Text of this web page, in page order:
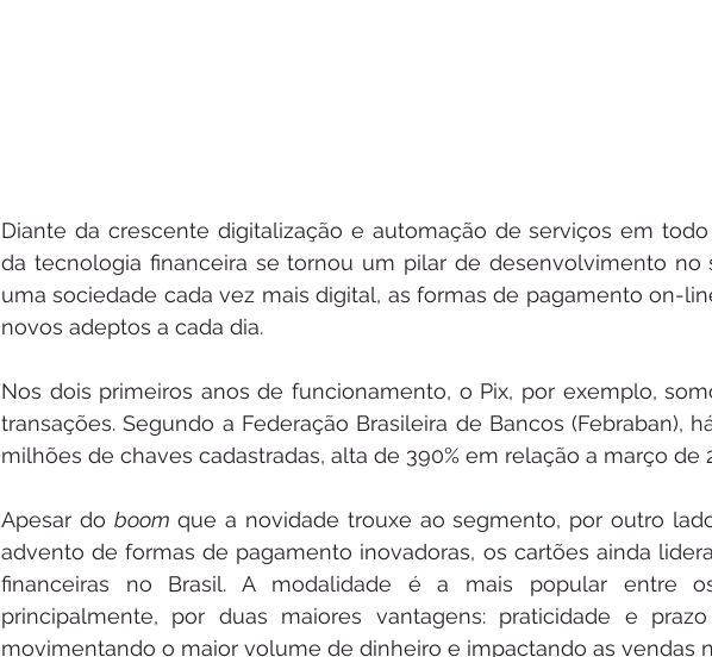
Diante da crescente digitalização e automação de serviços em
da tecnologia financeira se tornou um pilar de desenvolvimento no
uma sociedade cada vez mais digital, as formas de pagamento on-
novos adeptos a cada dia.
Nos dois primeiros anos de funcionamento, o Pix, por exemplo,
transações. Segundo a Federação Brasileira de Bancos (Febraban),
milhões de chaves cadastradas, alta de 390% em relação a março de
Apesar do boom que a novidade trouxe ao segmento, por outro
advento de formas de pagamento inovadoras, os cartões ainda
financeiras no Brasil. A modalidade é a mais popular entre
principalmente, por duas maiores vantagens: praticidade e
movimentando o maior volume de dinheiro e impactando as vendas